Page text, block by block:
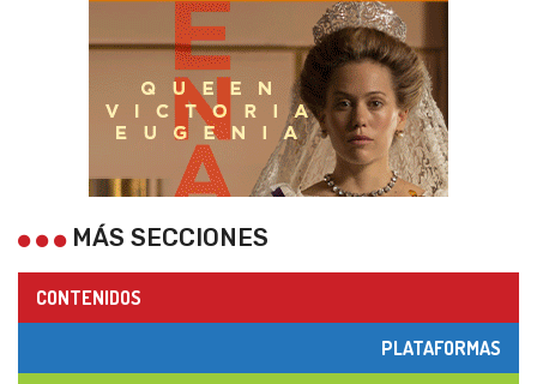
MÁS SECCIONES
CONTENIDOS
PLATAFORMAS